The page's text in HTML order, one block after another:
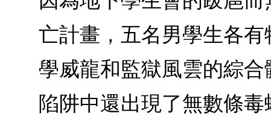
亡計畫，五名男學生各
學威龍和監獄風雲的綜
陷阱中還出現了無數條